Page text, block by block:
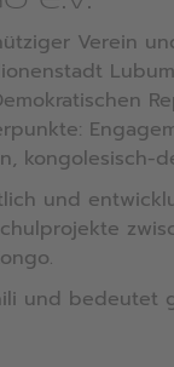
Verein
kongolesisch-
und
und bedeutet